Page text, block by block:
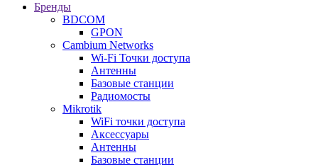
Бренды
BDCOM
GPON
Cambium Networks
Wi-Fi Точки доступа
Антенны
Базовые станции
Радиомосты
Mikrotik
WiFi точки доступа
Аксессуары
Антенны
Базовые станции